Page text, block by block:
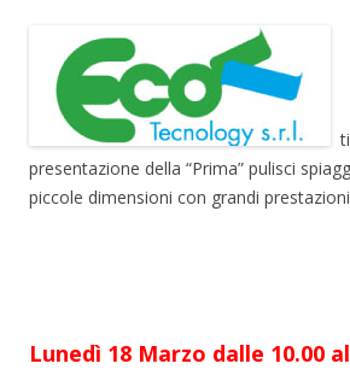
presentazione della “Prima” pulisci
piccole dimensioni con grandi prestazioni
Lunedì 18 Marzo dalle 10.00